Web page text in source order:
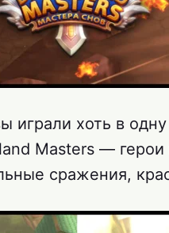
играли хоть в
Masters —
сражения,